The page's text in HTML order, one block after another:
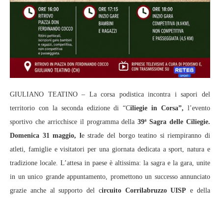
GIULIANO TEATINO – La corsa podistica incontra i sapori del
territorio con la seconda edizione di “Ciliegie in Corsa”, l’evento
sportivo che arricchisce il programma della39ª Sagra delle Ciliegie.
Domenica 31 maggio, le strade del borgo teatino si riempiranno di
atleti, famiglie e visitatori per una giornata dedicata a sport, natura e
tradizione locale. L’attesa in paese è altissima: la sagra e la gara, unite
in un unico grande appuntamento, promettono un successo annunciato
grazie anche al supporto del circuito Corrilabruzzo UISP e della